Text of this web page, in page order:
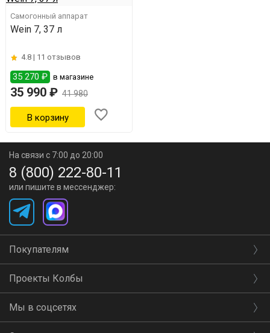
Самогонный аппарат
Wein 7, 37 л
4.8 | 11 отзывов
35 270 ₽ в магазине
35 990 ₽ 41 980
На связи с 7:00 до 20:00
8 (800) 222-80-11
или пишите в мессенджер:
Покупателям
Проекты Колбы
Мы в соцсетях